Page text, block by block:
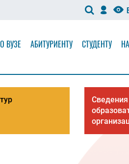
О ВУЗЕ АБИТУРИЕНТУ СТУДЕНТУ